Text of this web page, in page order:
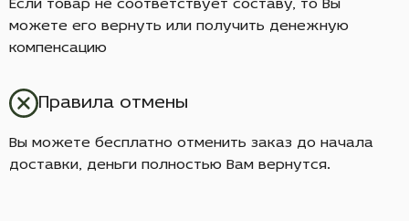
Если товар не соответствует составу, то Вы
можете его вернуть или получить денежную
компенсацию
Правила отмены
Вы можете бесплатно отменить заказ до начала
доставки, деньги полностью Вам вернутся.